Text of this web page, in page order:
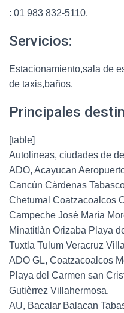
: 01 983 832-5110.
Servicios:
Estacionamiento,sala de
de taxis,baños.
Principales
[table]
Autolineas, ciudades de
ADO, Acayucan
Cancùn Càrdenas
Chetumal Coatzacoalcos
Campeche Josè Marìa
Minatitlàn Orizaba Playa
Tuxtla Tulum Veracruz
ADO GL, Coatzacoalcos
Playa del Carmen san
Gutièrrez Villahermosa.
AU, Bacalar Balacan